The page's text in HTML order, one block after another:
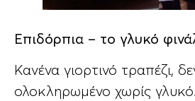
Επιδόρπια – το γλυκό
Κανένα γιορτινό τραπέζι,
ολοκληρωμένο χωρίς γλυκό.